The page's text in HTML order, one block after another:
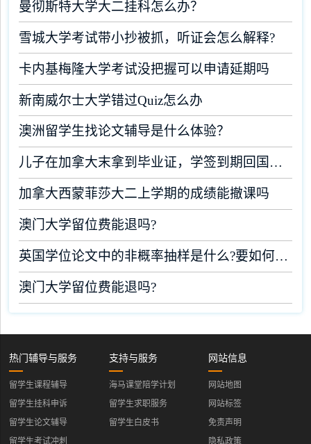
曼彻斯特大学大二挂科怎么办？
雪城大学考试带小抄被抓，听证会怎么解释?
卡内基梅隆大学考试没把握可以申请延期吗
新南威尔士大学错过Quiz怎么办
澳洲留学生找论文辅导是什么体验？
儿子在加拿大末拿到毕业证，学签到期回国了有办法补救吗
加拿大西蒙菲莎大二上学期的成绩能撤课吗
澳门大学留位费能退吗?
英国学位论文中的非概率抽样是什么?要如何完成?
澳门大学留位费能退吗?
热门辅导与服务
留学生课程辅导
留学生挂科申诉
留学生论文辅导
留学生考试冲刺
支持与服务
海马课堂陪学计划
留学生求职服务
留学生白皮书
网站信息
网站地图
网站标签
免责声明
隐私政策